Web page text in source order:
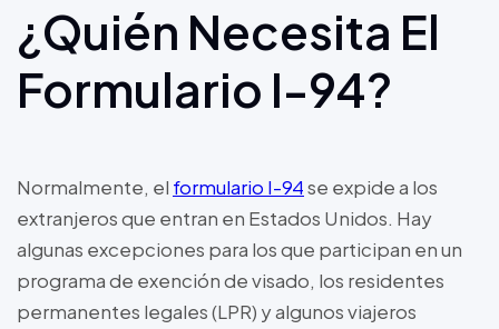
¿Quién Necesita El
Formulario I-94?
Normalmente, el formulario I-94se expide a los
extranjeros que entran en Estados Unidos. Hay
algunas excepciones para los que participan en un
programa de exención de visado, los residentes
permanentes legales (LPR) y algunos viajeros